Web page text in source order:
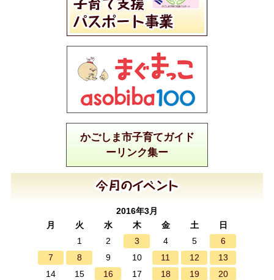
かごしま市子育てガイド
ーリンク集ー
2016年3月
月
火 水 木 金 土
日
1
2 3 4 5
6
7
8 9 10 11 12
13
14
15 16 17 18 19
20